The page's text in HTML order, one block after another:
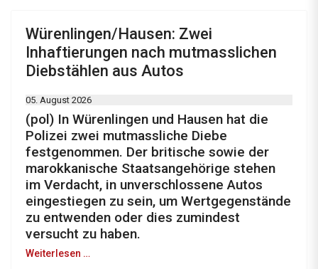
Würenlingen/Hausen: Zwei
Inhaftierungen nach mutmasslichen
Diebstählen aus Autos
05. August 2026
(pol) In Würenlingen und Hausen hat die
Polizei zwei mutmassliche Diebe
festgenommen. Der britische sowie der
marokkanische Staatsangehörige stehen
im Verdacht, in unverschlossene Autos
eingestiegen zu sein, um Wertgegenstände
zu entwenden oder dies zumindest
versucht zu haben.
Weiterlesen …